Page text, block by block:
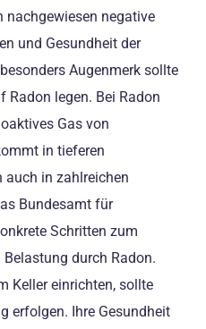
nachgewiesen negative
und Gesundheit der
Augenmerk sollte
Radon legen. Bei Radon
Gas von
in tieferen
auch in zahlreichen
Bundesamt für
Schritten zum
durch Radon.
Keller einrichten, sollte
erfolgen. Ihre Gesundheit